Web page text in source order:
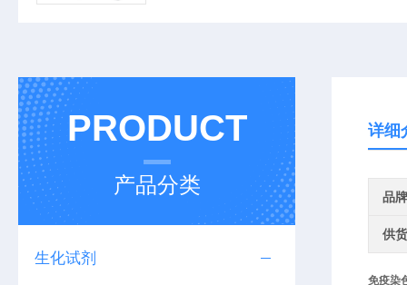
PRODUCT
产品分类
生化试剂
详细
品牌
供
免疫染